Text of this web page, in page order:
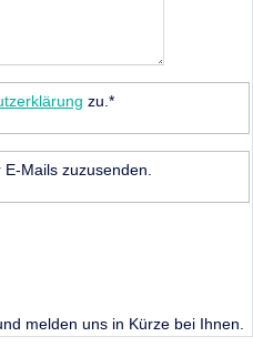
zu.*
Mails zuzusenden.
melden uns in Kürze bei Ihnen.